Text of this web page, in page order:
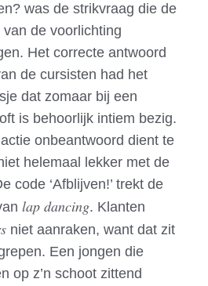
was de strikvraag die de
de voorlichting
Het correcte antwoord
de cursisten had het
dat zomaar bij een
is behoorlijk intiem bezig.
onbeantwoord dient te
helemaal lekker met de
code ‘Afblijven!’ trekt de
lap dancing. Klanten
niet aanraken, want dat zit
Een jongen die
op z’n schoot zittend